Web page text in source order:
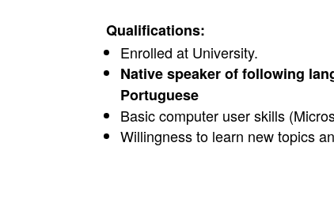
Qualifications:
Enrolled at University.
Native speaker of following
Portuguese
Basic computer user skills
Willingness to learn new topics